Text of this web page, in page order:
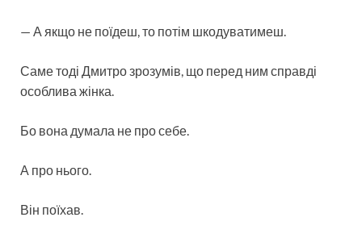
— А якщо не поїдеш, то потім шкодуватимеш.
Саме тоді Дмитро зрозумів, що перед ним справді
особлива жінка.
Бо вона думала не про себе.
А про нього.
Він поїхав.